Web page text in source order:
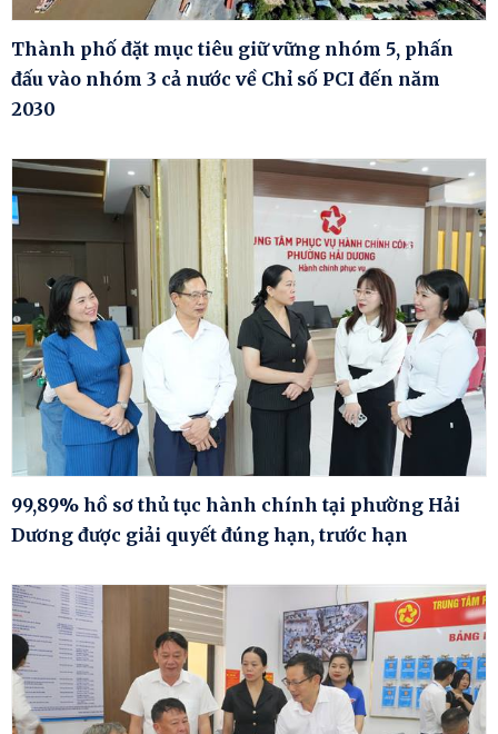
Thành phố đặt mục tiêu giữ vững nhóm 5, phấn
đấu vào nhóm 3 cả nước về Chỉ số PCI đến năm
2030
99,89% hồ sơ thủ tục hành chính tại phường Hải
Dương được giải quyết đúng hạn, trước hạn